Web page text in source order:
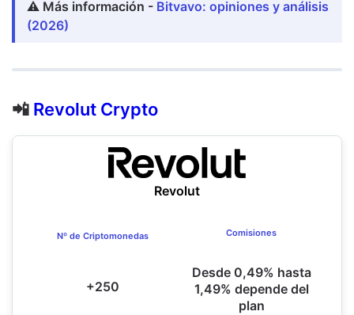
⚠️ Más información - Bitvavo: opiniones y análisis
(2026)
📲 Revolut Crypto
Revolut
Nº de Criptomonedas
+250
Comisiones
Desde 0,49% hasta
1,49% depende del
plan